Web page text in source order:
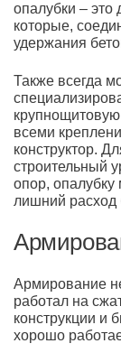
опалубки – это
которые,
удержания
Также всегда
крупнощитовую
всеми
конструктор.
строительный
опор, опалубку
лишний расход
Армирование
работал на
конструкции и
хорошо